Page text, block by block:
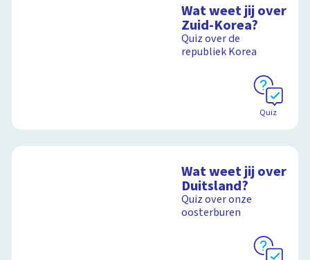
Wat weet jij over
Zuid-Korea?
Quiz over de
republiek Korea
Quiz
Wat weet jij over
Duitsland?
Quiz over onze
oosterburen